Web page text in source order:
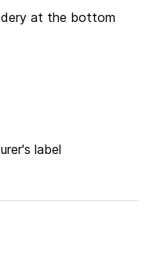
at the bottom
label